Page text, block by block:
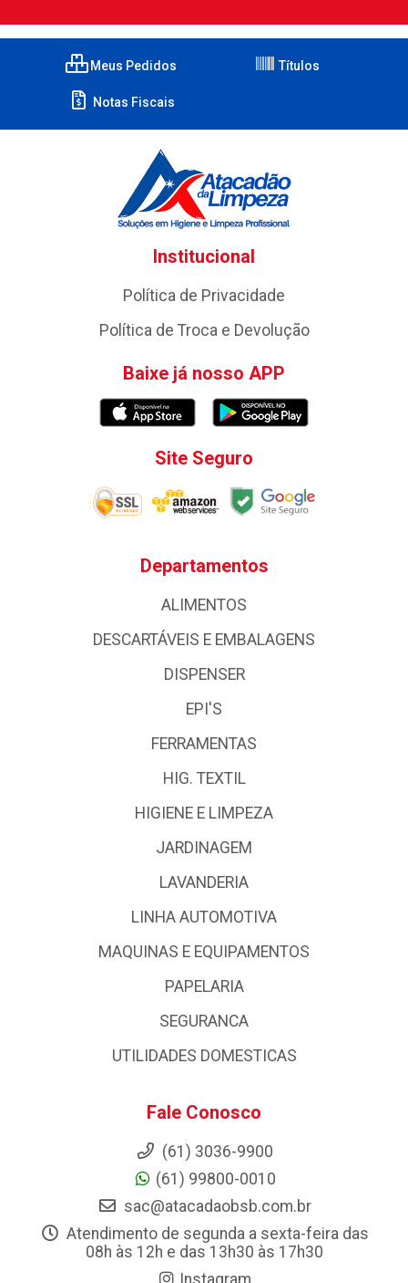
Meus Pedidos Títulos
Notas Fiscais
Institucional
Política de Privacidade
Política de Troca e Devolução
Baixe já nosso APP
Site Seguro
Departamentos
ALIMENTOS
DESCARTÁVEIS E EMBALAGENS
DISPENSER
EPI'S
FERRAMENTAS
HIG. TEXTIL
HIGIENE E LIMPEZA
JARDINAGEM
LAVANDERIA
LINHA AUTOMOTIVA
MAQUINAS E EQUIPAMENTOS
PAPELARIA
SEGURANCA
UTILIDADES DOMESTICAS
Fale Conosco
(61) 3036-9900
(61) 99800-0010
sac@atacadaobsb.com.br
Atendimento de segunda a sexta-feira das
08h às 12h e das 13h30 às 17h30
Instagram